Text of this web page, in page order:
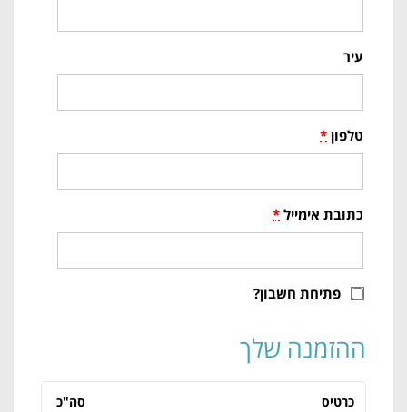
עיר
טלפון *
כתובת אימייל *
פתיחת חשבון?
ההזמנה שלך
כרטיס סה"כ